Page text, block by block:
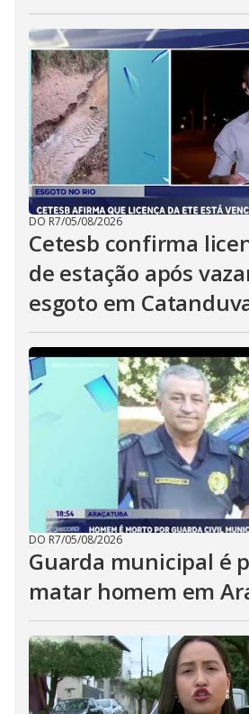
DO R7/05/08/2026
Cetesb confirma
de estação após
esgoto em
DO R7/05/08/2026
Guarda municipal é
matar homem em